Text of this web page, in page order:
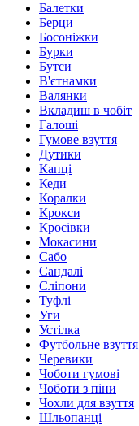
Балетки
Берци
Босоніжки
Бурки
Бутси
В'єтнамки
Валянки
Вкладиш в чобіт
Галоші
Гумове взуття
Дутики
Капці
Кеди
Коралки
Крокси
Кросівки
Мокасини
Сабо
Сандалі
Сліпони
Туфлі
Уги
Устілка
Футбольне взуття
Черевики
Чоботи гумові
Чоботи з піни
Чохли для взуття
Шльопанці